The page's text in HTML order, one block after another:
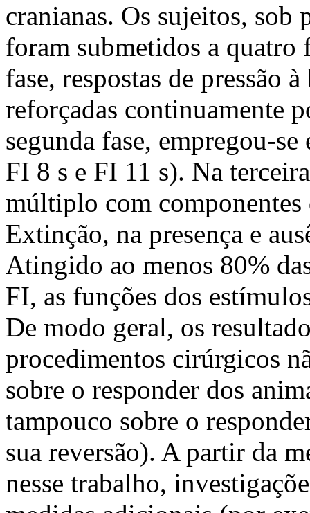
cranianas. Os sujeitos, sob
foram submetidos a quatro
fase, respostas de pressão
reforçadas continuamente
segunda fase, empregou-
FI 8 s e FI 11 s). Na
múltiplo com
Extinção, na presença e
Atingido ao menos 80%
FI, as funções dos
De modo geral, os
procedimentos cirúrgicos
sobre o responder dos
tampouco sobre o
sua reversão). A partir da
nesse trabalho,